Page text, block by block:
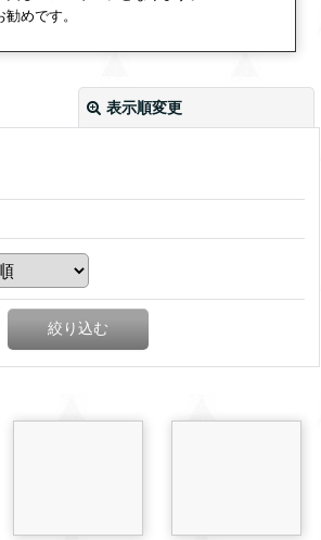
めです。
表示順変更
絞り込む